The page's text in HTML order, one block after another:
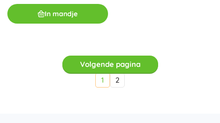
In mandje
Volgende pagina
1
2